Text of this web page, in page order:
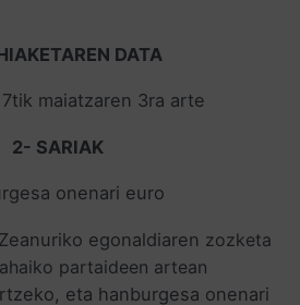
DATA
maiatzaren 3ra arte
2- SARIAK
onenari euro
egonaldiaren zozketa
partaideen artean
eta hanburgesa onenari